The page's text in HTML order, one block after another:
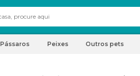
Pássaros Peixes Outros pets